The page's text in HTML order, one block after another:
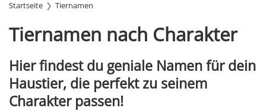
Startseite Tiernamen
Tiernamen nach Charakter
Hier findest du geniale Namen für dein
Haustier, die perfekt zu seinem
Charakter passen!